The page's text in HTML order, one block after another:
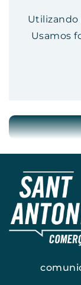
Utilizando
Usamos